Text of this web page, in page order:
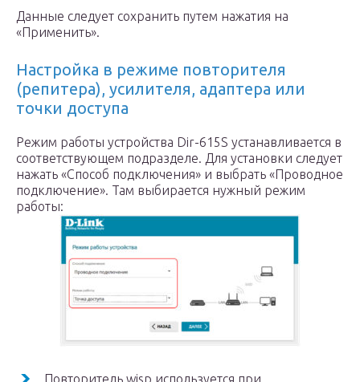
Данные следует сохранить путем нажатия на
«Применить».
Настройка в режиме повторителя
(репитера), усилителя, адаптера или
точки доступа
Режим работы устройства Dir-615S устанавливается в
соответствующем подразделе. Для установки следует
нажать «Способ подключения» и выбрать «Проводное
подключение». Там выбирается нужный режим
работы:
Повторитель wisp используется при